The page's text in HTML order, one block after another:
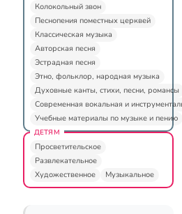
Колокольный звон
Песнопения поместных церквей
Классическая музыка
Авторская песня
Эстрадная песня
Этно, фольклор, народная музыка
Духовные канты, стихи, песни, романсы
Современная вокальная и
Учебные материалы по музыке и пению
ДЕТЯМ
Просветительское
Развлекательное
Художественное
Музыкальное